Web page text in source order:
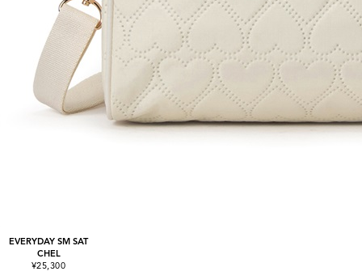
EVERYDAY SM SAT
CHEL
¥25,300